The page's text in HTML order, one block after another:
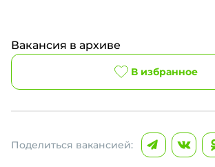
Вакансия в архиве
В избранное
Поделиться вакансией: